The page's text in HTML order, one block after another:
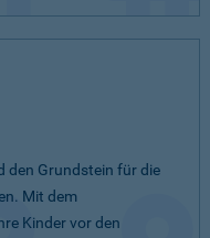
den Grundstein für die
Mit dem
Kinder vor den